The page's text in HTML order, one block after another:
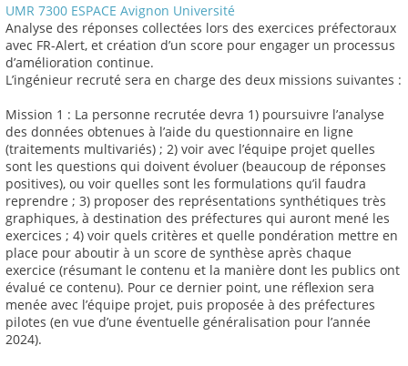
UMR 7300 ESPACE Avignon Université
Analyse des réponses collectées lors des exercices préfectoraux
avec FR-Alert, et création d’un score pour engager un processus
d’amélioration continue.
L’ingénieur recruté sera en charge des deux missions suivantes :
Mission 1 : La personne recrutée devra 1) poursuivre l’analyse
des données obtenues à l’aide du questionnaire en ligne
(traitements multivariés) ; 2) voir avec l’équipe projet quelles
sont les questions qui doivent évoluer (beaucoup de réponses
positives), ou voir quelles sont les formulations qu’il faudra
reprendre ; 3) proposer des représentations synthétiques très
graphiques, à destination des préfectures qui auront mené les
exercices ; 4) voir quels critères et quelle pondération mettre en
place pour aboutir à un score de synthèse après chaque
exercice (résumant le contenu et la manière dont les publics ont
évalué ce contenu). Pour ce dernier point, une réflexion sera
menée avec l’équipe projet, puis proposée à des préfectures
pilotes (en vue d’une éventuelle généralisation pour l’année
2024).